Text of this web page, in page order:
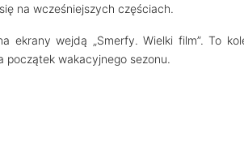
na wcześniejszych częściach.
ekrany wejdą „Smerfy. Wielki film”. To
początek wakacyjnego sezonu.